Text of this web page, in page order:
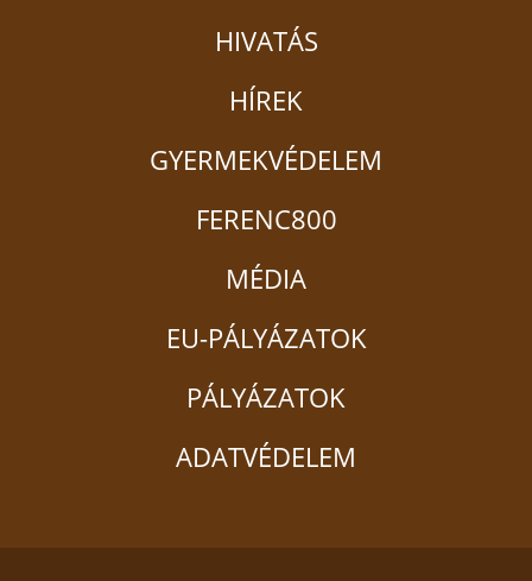
HIVATÁS
HÍREK
GYERMEKVÉDELEM
FERENC800
MÉDIA
EU-PÁLYÁZATOK
PÁLYÁZATOK
ADATVÉDELEM